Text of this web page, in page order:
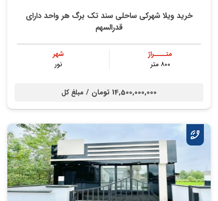
خرید ویلا شهرکی ساحلی سند تک برگ هر واحد دارای
قدرالسهم
متــــراژ
۸۰۰ متر
شهر
نور
14,500,000,000 تومان / مبلغ کل